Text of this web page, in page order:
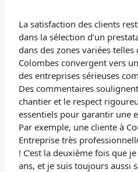
La satisfaction des clients
dans la sélection d’un
dans des zones variées
Colombes convergent vers
des entreprises sérieuses
Des commentaires
chantier et le respect
essentiels pour garantir une
Par exemple, une cliente à
Entreprise très
! C’est la deuxième fois que
ans, et je suis toujours aussi